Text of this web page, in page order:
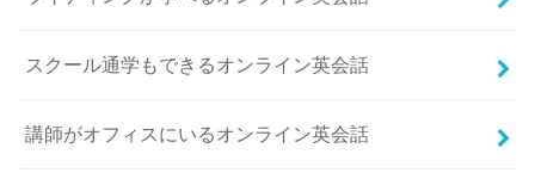
スクール通学もできるオンライン英会話
講師がオフィスにいるオンライン英会話